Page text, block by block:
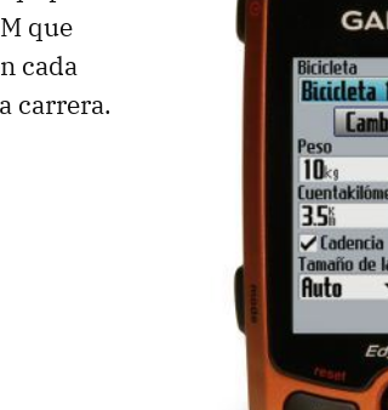
que
cada
carrera.